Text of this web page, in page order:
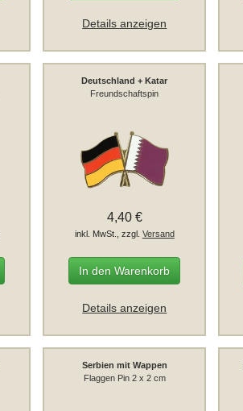
Details anzeigen
Deutschland + Katar
Freundschaftspin
4,40 €
inkl. MwSt., zzgl. Versand
In den Warenkorb
Details anzeigen
Serbien mit Wappen
Flaggen Pin 2 x 2 cm